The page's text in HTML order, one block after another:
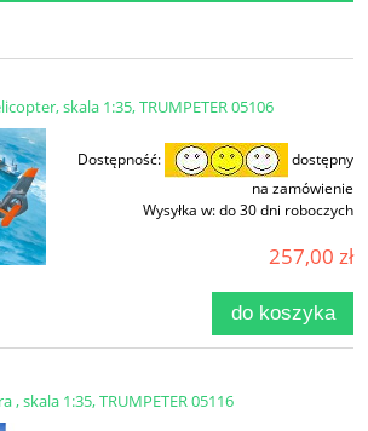
skala 1:35, TRUMPETER 05106
Dostępność:
dostępny
na zamówienie
Wysyłka w:do 30 dni roboczych
257,00 zł
do koszyka
, skala 1:35, TRUMPETER 05116